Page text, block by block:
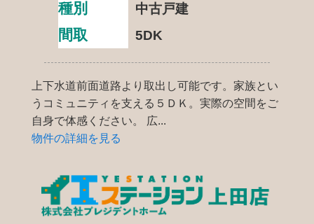
種別 中古戸建
間取 5DK
上下水道前面道路より取出し可能です。家族とい
うコミュニティを支える５ＤＫ。実際の空間をご
自身で体感ください。 広...
物件の詳細を見る